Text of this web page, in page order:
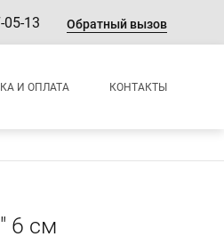
05-13 Обратный вызов
И ОПЛАТА КОНТАКТЫ
6 см